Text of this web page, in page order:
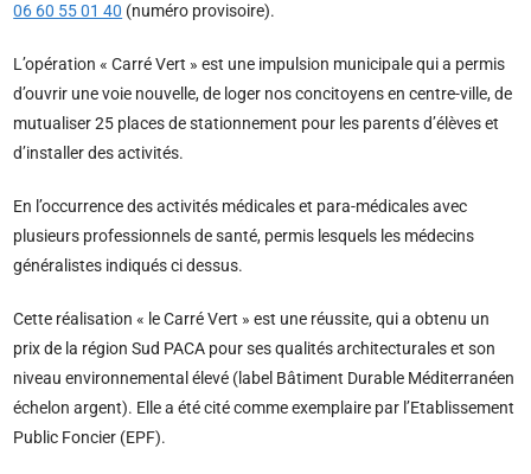
06 60 55 01 40 (numéro provisoire).
L’opération « Carré Vert » est une impulsion municipale qui a permis
d’ouvrir une voie nouvelle, de loger nos concitoyens en centre-ville, de
mutualiser 25 places de stationnement pour les parents d’élèves et
d’installer des activités.
En l’occurrence des activités médicales et para-médicales avec
plusieurs professionnels de santé, permis lesquels les médecins
généralistes indiqués ci dessus.
Cette réalisation « le Carré Vert » est une réussite, qui a obtenu un
prix de la région Sud PACA pour ses qualités architecturales et son
niveau environnemental élevé (label Bâtiment Durable Méditerranéen
échelon argent). Elle a été cité comme exemplaire par l’Etablissement
Public Foncier (EPF).